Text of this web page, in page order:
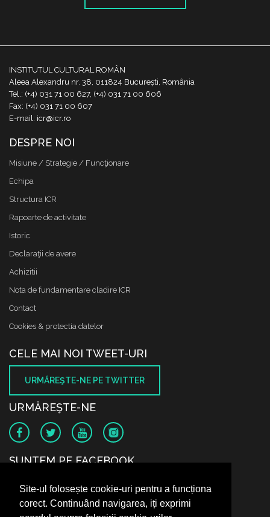
Site-ul folosește cookie-uri pentru a funcționa
corect. Continuând navigarea, iți exprimi
INSTITUTUL CULTURAL ROMÂN
Aleea Alexandru nr. 38, 011824 București, România
Tel.: (+4) 031 71 00 627, (+4) 031 71 00 606
Fax: (+4) 031 71 00 607
E-mail: icr@icr.ro
DESPRE NOI
Misiune / Strategie / Funcţionare
Echipa
Structura ICR
Rapoarte de activitate
Istoric
Declaraţii de avere
Achizitii
Nota de fundamentare cladire ICR
Contact
Cookies & protectia datelor
CELE MAI NOI TWEET-URI
URMĂREŞTE-NE PE TWITTER
URMĂREŞTE-NE
SUNTEM PE FACEBOOK